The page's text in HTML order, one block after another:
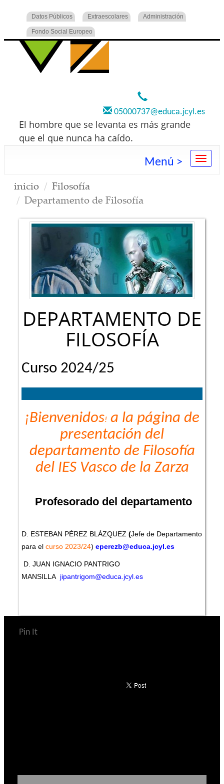
Datos Públicos Extraescolares Administración
Fondo Social Europeo
05000737@educa.jcyl.es
El hombre que se levanta es más grande
que el que nunca ha caído.
Menú >
inicio
Filosofía
Departamento de Filosofía
DEPARTAMENTO DE
FILOSOFÍA
Curso 2024/25
¡Bienvenidos! a la página de
presentación del
departamento de Filosofía
del IES Vasco de la Zarza
Profesorado del departamento
D. ESTEBAN PÉREZ BLÁZQUEZ (Jefe de Departamento
para el curso 2023/24) eperezb@educa.jcyl.es
D. JUAN IGNACIO PANTRIGO
MANSILLA jipantrigom@educa.jcyl.es
Pin It